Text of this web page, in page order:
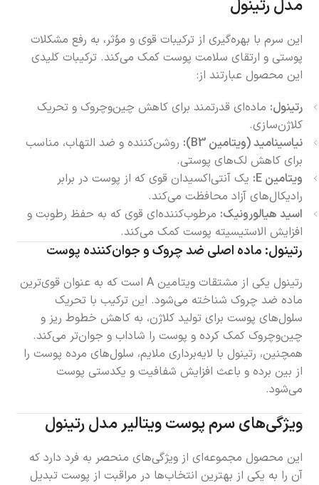
مدل رتینول
این سرم با بهره‌گیری از ترکیبات قوی و مؤثر، به رفع مشکلات
پوستی و ارتقای سلامت پوست کمک می‌کند. ترکیبات کلیدی
این محصول عبارتند از:
رتینول: ماده‌ای قدرتمند برای کاهش چین‌وچروک و تحریک
کلاژن‌سازی.
نیاسینامید (ویتامین B3):
روشن‌کننده و ضد التهاب، مناسب
برای کاهش لک‌های پوستی.
ویتامین E:
یک آنتی‌اکسیدان قوی که از پوست در برابر
رادیکال‌های آزاد محافظت می‌کند.
اسید هیالورونیک: مرطوب‌کننده‌ای قوی که به حفظ رطوبت و
افزایش الاستیسیته پوست کمک می‌کند.
رتینول: ماده اصلی ضد چروک و جوان‌کننده پوست
رتینول یکی از مشتقات ویتامین A است که به عنوان قوی‌ترین
ماده ضد چروک شناخته می‌شود. این ترکیب با تحریک
سلول‌های پوست برای تولید کلاژن، به کاهش خطوط ریز و
چین‌وچروک کمک کرده و پوست را شاداب و جوان‌تر می‌کند.
همچنین، رتینول با لایه‌برداری ملایم، سلول‌های مرده پوست را
از بین برده و باعث افزایش شفافیت و یکدستی پوست
می‌شود.
ویژگی‌های سرم پوست ویتالیر مدل رتینول
این محصول مجموعه‌ای از ویژگی‌های منحصر به فرد دارد که
آن را به یکی از بهترین انتخاب‌ها در مراقبت از پوست تبدیل